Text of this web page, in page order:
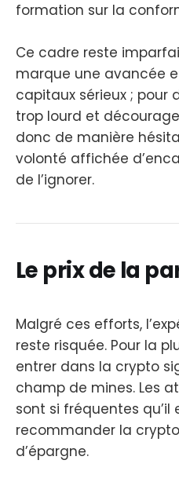
formation sur la
Ce cadre reste
marque une avancée
capitaux sérieux ; pour
trop lourd et
donc de manière
volonté affichée
de l’ignorer.
Le prix de la
Malgré ces efforts,
reste risquée. Pour la
entrer dans la crypto
champ de mines. Les
sont si fréquentes
recommander la
d’épargne.